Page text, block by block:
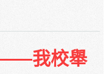
、註冊費、學
務費及學校代收
——我校舉